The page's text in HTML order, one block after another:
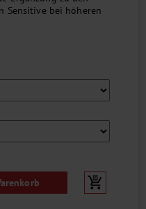
Sensitive bei höheren